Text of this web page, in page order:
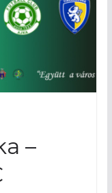
–